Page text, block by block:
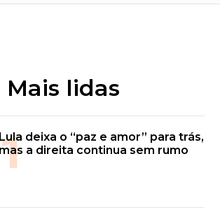
Mais lidas
1
Lula deixa o “paz e amor” para trás,
mas a direita continua sem rumo